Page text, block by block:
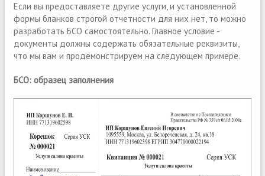
Если вы предоставляете другие услуги, и установленной
формы бланков строгой отчетности для них нет, то можно
разработать БСО самостоятельно. Главное условие -
документы должны содержать обязательные реквизиты,
что мы вам и продемонстрируем на следующем примере.
БСО: образец заполнения